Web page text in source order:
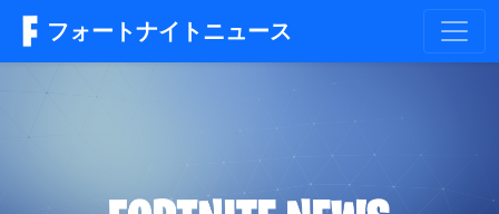
フォートナイトニュース